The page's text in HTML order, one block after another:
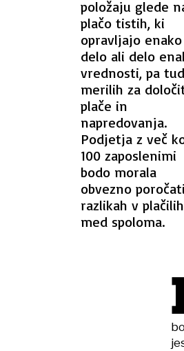
položaju glede
plačo tistih, ki
opravljajo enako
delo ali delo
vrednosti, pa
merilih za
plače in
napredovanja.
Podjetja z več
100 zaposlenimi
bodo morala
obvezno
razlikah v plačilih
med spoloma.